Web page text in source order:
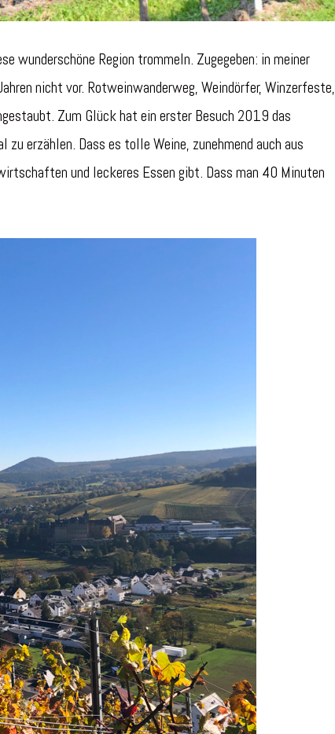
wunderschöne Region trommeln. Zugegeben: in meiner
nicht vor. Rotweinwanderweg, Weindörfer, Winzerfeste,
Zum Glück hat ein erster Besuch 2019 das
erzählen. Dass es tolle Weine, zunehmend auch aus
und leckeres Essen gibt. Dass man 40 Minuten